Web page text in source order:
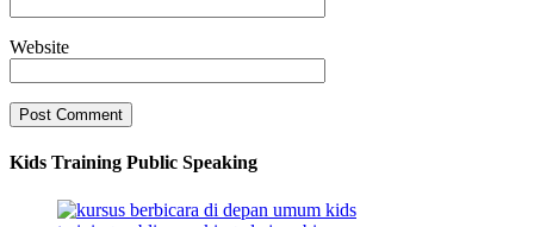
Website
Kids Training Public Speaking